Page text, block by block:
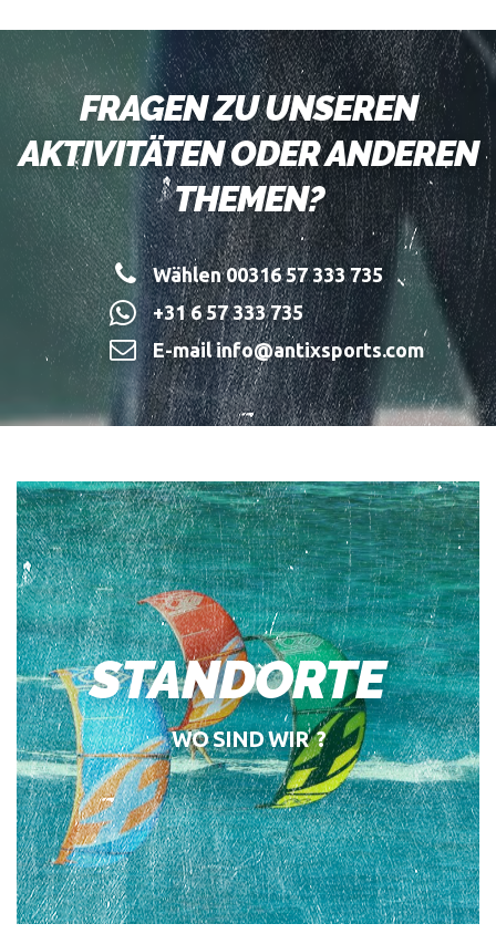
FRAGEN ZU UNSEREN
AKTIVITÄTEN ODER ANDEREN
THEMEN?
Wählen 00316 57 333 735
+31 6 57 333 735
E-mail info@antixsports.com
STANDORTE
WO SIND WIR ?